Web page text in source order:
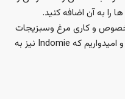
به آن اضافه کنید.
و کاری مرغ و‌سبزیجات
است که بهتر است.، آن را امتحان کنید و امیدواریم که Indomie نیز به